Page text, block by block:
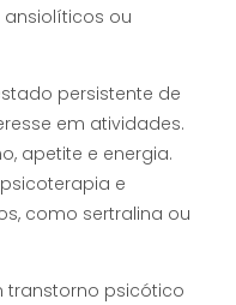
ou
persistente de
em atividades.
apetite e energia.
e
como sertralina ou
transtorno psicótico